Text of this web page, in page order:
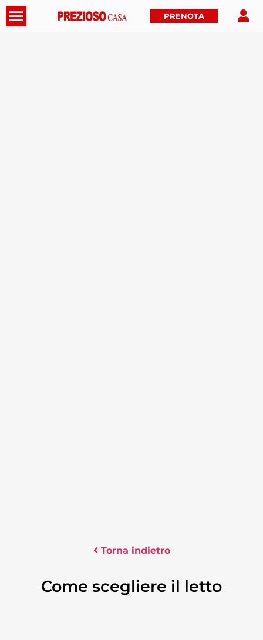
PRENOTA
Torna indietro
Come scegliere il letto